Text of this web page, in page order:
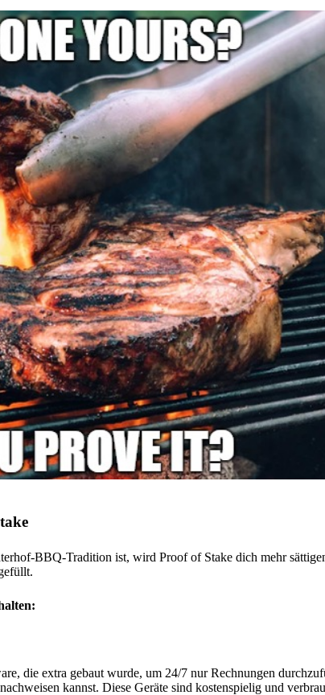
BBQ-Tradition ist, wird Proof of Stake dich mehr
die extra gebaut wurde, um 24/7 nur Rechnungen
kannst. Diese Geräte sind kostenspielig und